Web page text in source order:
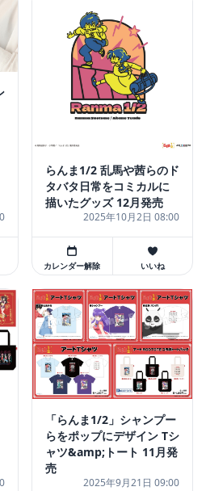
らんま1/2 乱馬や茜らのド
タバタ日常をコミカルに
描いたグッズ 12月発売
2025年10月2日 08:00
カレンダー解除 いいね
「らんま1/2」シャンプー
らをポップにデザイン Tシ
ャツ&amp;トート 11月発
売
2025年9月21日 09:00